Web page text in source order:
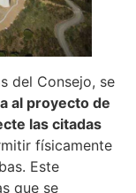
del Consejo, se
al proyecto de
las citadas
físicamente
Este
que se